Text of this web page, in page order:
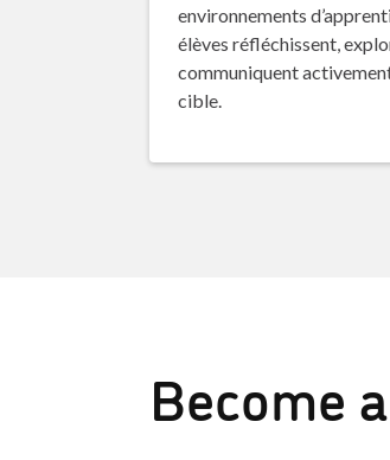
environnements
élèves réfléchissent,
communiquent
cible.
Become